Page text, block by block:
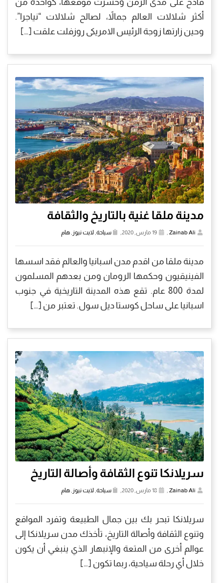
فادح على مدى الزمن وخسرت موقعها، كواحدة من
أكثر شلالات العالم جمالاً، لصالح شلالات “نياجرا”.
وحين زارتها زوجة الرئيس الامريكى روزفلت علقت […]
مدينة ملقا غنية بالتاريخ والثقافة
Zainab Ali سياحة لايت نيوز هام
مدينة ملقا من اقدم مدن اسبانيا والعالم فقد اسسها
الفينيقيون وحكمها الرومان ومن بعدهم المسلمون
لمدة 800 عام. تقع هذه المدينة التاريخية في جنوب
اسبانيا على ساحل كوستا ديل سول. تعتبر من […]
سريلانكا تنوع الثقافة وأصالة التاريخ
Zainab Ali
, سياحة,لايت نيوز ,هام
سريلانكا تبحر بك بين جمال الطبيعة وتفرد المواقع
وتنوع الثقافة وأصالة التاريخ، تأخذك مدن سريلانكا إلى
عوالم أخرى من المتعة والإنبهار الذي ينبغي أن يكون
خلال أي رحلة سياحية، ربما تكون […]